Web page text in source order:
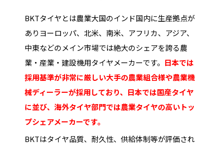
BKTタイヤとは農業大国のインド国内に生産拠点が
ありヨーロッパ、北米、南米、アフリカ、アジア、
中東などのメイン市場では絶大のシェアを誇る農
業・産業・建設機用タイヤメーカーです。 日本では
採用基準が非常に厳しい大手の農業組合様や農業機
械ディーラーが採用しており、日本では国産タイヤ
に並び、海外タイヤ部門では農業タイヤの高いトッ
プシェアメーカーです。
BKTはタイヤ品質、耐久性、供給体制等が評価され